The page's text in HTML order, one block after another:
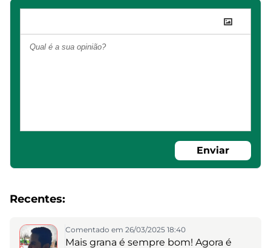
Enviar
Recentes:
Comentado em 26/03/2025 18:40
Mais grana é sempre bom! Agora é